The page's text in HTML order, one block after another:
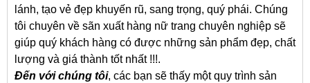
lánh, tạo vẻ đẹp khuyến rũ, sang trọng, quý phái. Chúng
tôi chuyên về sãn xuất hàng nữ trang chuyên nghiệp sẽ
giúp quý khách hàng có được những sản phẩm đẹp, chất
lượng và giá thành tốt nhất !!!.
Đến với chúng tôi, các bạn sẽ thấy một quy trình sản